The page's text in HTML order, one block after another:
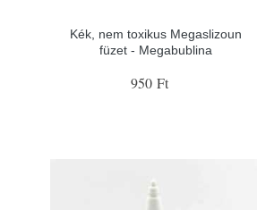
Kék, nem toxikus Megaslizoun
füzet - Megabublina
950 Ft